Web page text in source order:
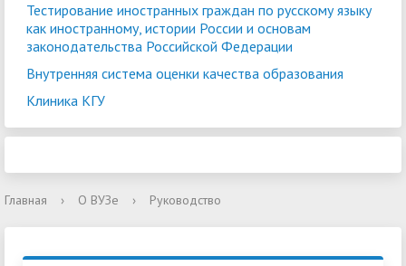
Тестирование иностранных граждан по русскому языку
как иностранному, истории России и основам
законодательства Российской Федерации
Внутренняя система оценки качества образования
Клиника КГУ
Главная › О ВУЗе › Руководство